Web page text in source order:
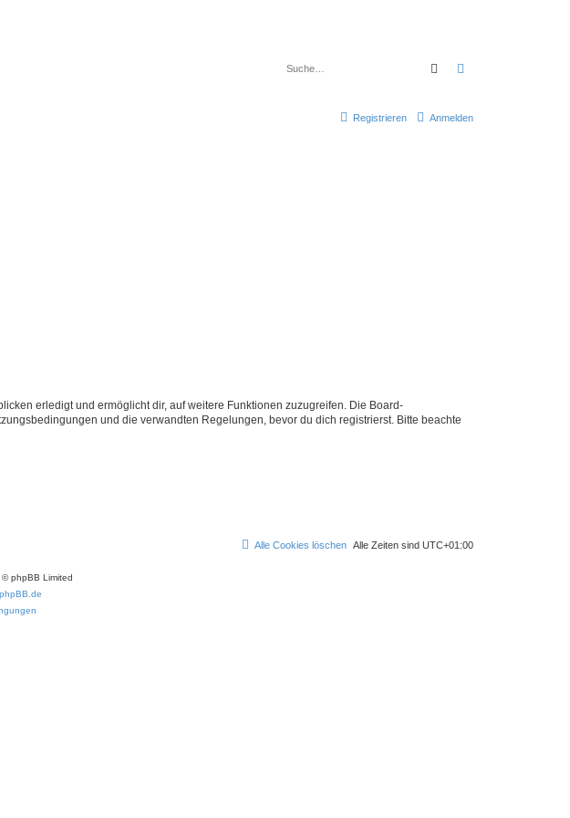
Suche
Anmelden
Registrieren
erledigt und ermöglicht dir, auf weitere Funktionen zuzugreifen. Die Board-
und die verwandten Regelungen, bevor du dich registrierst. Bitte beachte
Alle Zeiten sind UTC+01:00
Alle Cookies löschen
phpBB Limited
phpBB.de